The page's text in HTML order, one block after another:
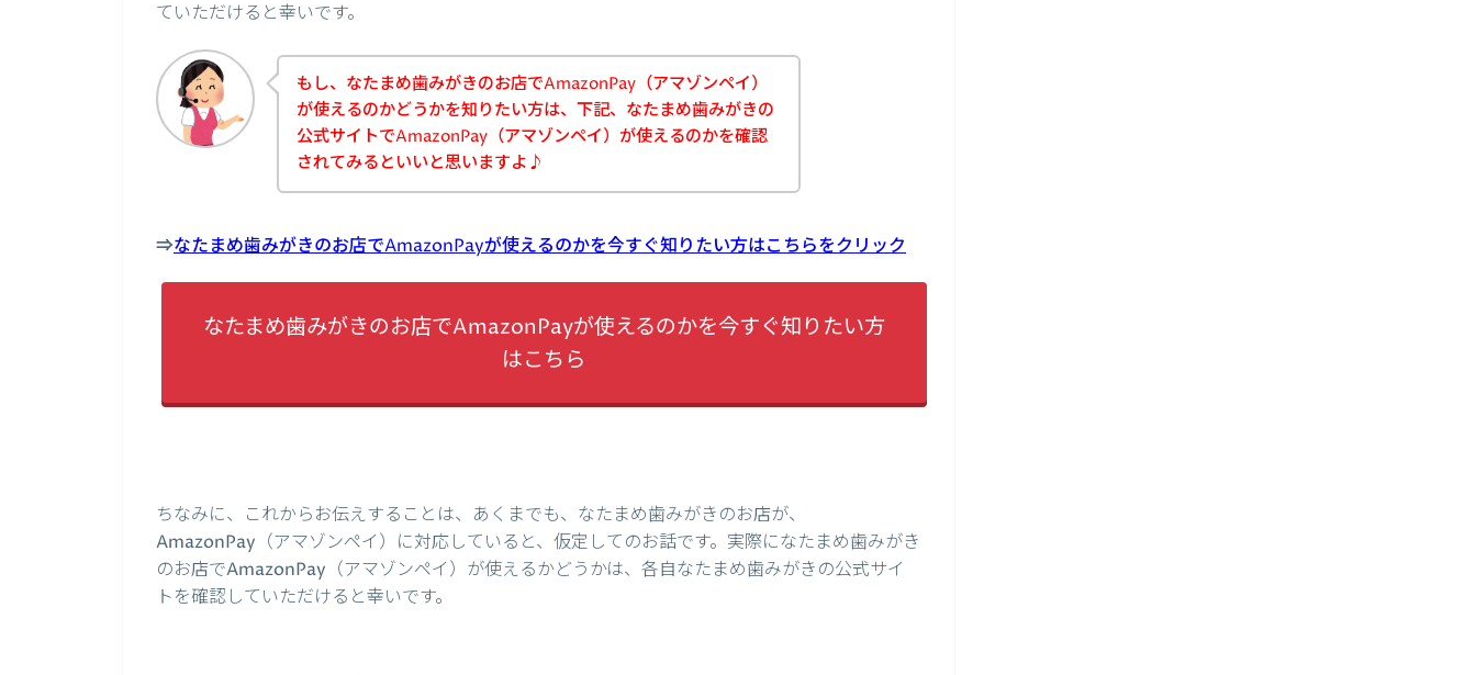
ていただけると幸いです。
もし、なたまめ歯みがきのお店でAmazonPay（アマゾンペイ）
が使えるのかどうかを知りたい方は、下記、なたまめ歯みがきの
公式サイトでAmazonPay（アマゾンペイ）が使えるのかを確認
されてみるといいと思いますよ♪
⇒なたまめ歯みがきのお店でAmazonPayが使えるのかを今すぐ知りたい方はこちらをクリック
なたまめ歯みがきのお店でAmazonPayが使えるのかを今すぐ知りたい方
はこちら
ちなみに、これからお伝えすることは、あくまでも、なたまめ歯みがきのお店が、
AmazonPay（アマゾンペイ）に対応していると、仮定してのお話です。実際になたまめ歯みがき
のお店でAmazonPay（アマゾンペイ）が使えるかどうかは、各自なたまめ歯みがきの公式サイ
トを確認していただけると幸いです。